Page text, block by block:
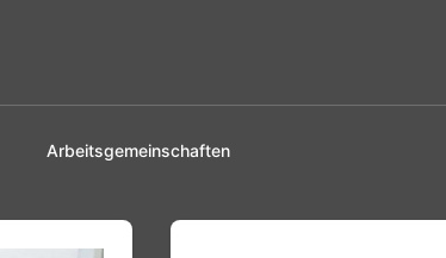
Arbeitsgemeinschaften
Section title